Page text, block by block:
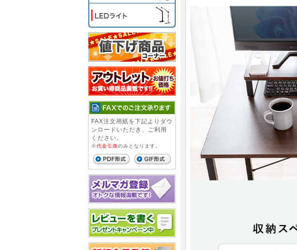
FAX注文用紙を下記よりダウ
ンロードいただき、ご利用
ください。
※代金引換のみとなります。